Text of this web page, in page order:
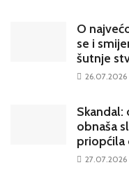
O
se i
šutnje
26.07.2026
Skandal:
obnaša
priopćila
27.07.2026